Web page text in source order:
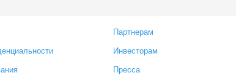
Партнерам
Инвесторам
Пресса